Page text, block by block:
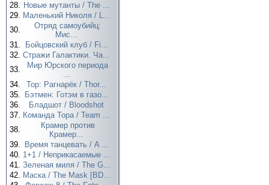
28. Новые мутанты / The ...
29. Маленький Николя / L...
30.
Отряд самоубийц:
Мис...
31.
Бойцовский клуб / Fi...
32. Стражи Галактики. Ча...
33.
Мир Юрского периода
...
34.
Тор: Рагнарёк / Thor...
35.
Бэтмен: Готэм в газо...
36.
Бладшот / Bloodshot
37. Команда Тора / Team ...
38.
Крамер против
Крамер...
39.
Время танцевать / A ...
40. 1+1 / Неприкасаемые ...
41. Зеленая миля / The G...
42. Маска / The Mask [BD...